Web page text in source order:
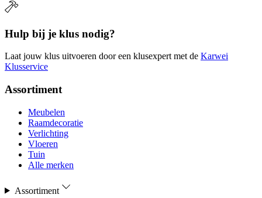
Hulp bij je klus nodig?
Laat jouw klus uitvoeren door een klusexpert met de Karwei
Klusservice
Assortiment
Meubelen
Raamdecoratie
Verlichting
Vloeren
Tuin
Alle merken
Assortiment